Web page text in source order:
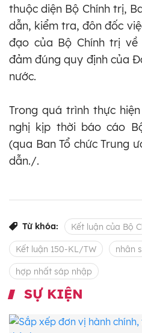
thuộc diện Bộ Chính trị,
dẫn, kiểm tra, đôn đốc
đạo của Bộ Chính trị
đảm đúng quy định của
nước.
Trong quá trình thực
nghị kịp thời báo cáo
(qua Ban Tổ chức Trung
dẫn./.
Từ khóa: Kết luận của Bộ
Kết luận 150-KL/TW nhân
hợp nhất sáp nhập
SỰ KIỆN